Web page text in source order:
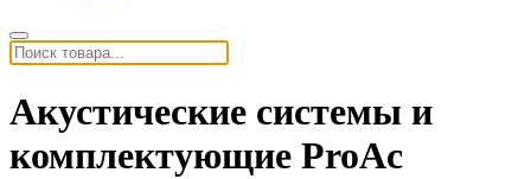
Акустические системы и
комплектующие ProAc